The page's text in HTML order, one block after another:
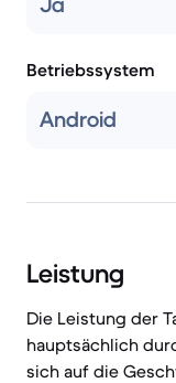
Betriebssystem
Android
Leistung
Die Leistung der
hauptsächlich
sich auf die